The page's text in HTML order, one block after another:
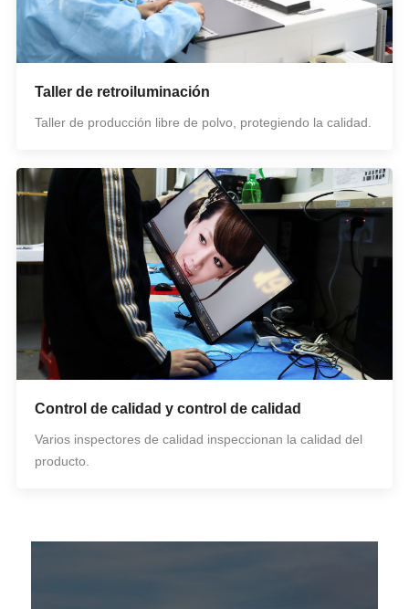
Taller de retroiluminación
Taller de producción libre de polvo, protegiendo la calidad.
Control de calidad y control de calidad
Varios inspectores de calidad inspeccionan la calidad del
producto.